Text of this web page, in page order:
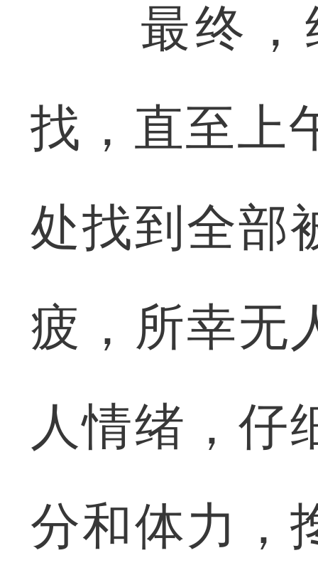
最终，经
找，直至上
处找到全部
疲，所幸无
人情绪，仔
分和体力，